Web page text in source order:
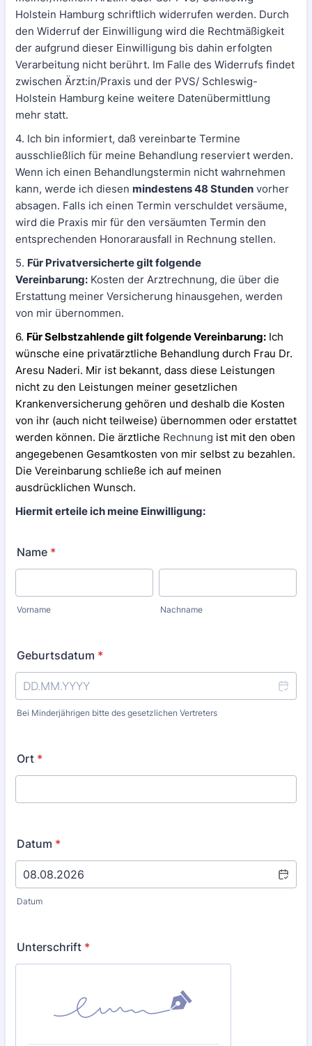
Holstein Hamburg schriftlich widerrufen werden. Durch
den Widerruf der Einwilligung wird die Rechtmäßigkeit
der aufgrund dieser Einwilligung bis dahin erfolgten
Verarbeitung nicht berührt. Im Falle des Widerrufs findet
zwischen Ärzt:in/Praxis und der PVS/ Schleswig-
Holstein Hamburg keine weitere Datenübermittlung
mehr statt.
4. Ich bin informiert, daß vereinbarte Termine
ausschließlich für meine Behandlung reserviert werden.
Wenn ich einen Behandlungstermin nicht wahrnehmen
kann, werde ich diesen mindestens 48 Stunden vorher
absagen. Falls ich einen Termin verschuldet versäume,
wird die Praxis mir für den versäumten Termin den
entsprechenden Honorarausfall in Rechnung stellen.
5. Für Privatversicherte gilt folgende
Vereinbarung: Kosten der Arztrechnung, die über die
Erstattung meiner Versicherung hinausgehen, werden
von mir übernommen.
6. Für Selbstzahlende gilt folgende Vereinbarung: Ich
wünsche eine privatärztliche Behandlung durch Frau Dr.
Aresu Naderi. Mir ist bekannt, dass diese Leistungen
nicht zu den Leistungen meiner gesetzlichen
Krankenversicherung gehören und deshalb die Kosten
von ihr (auch nicht teilweise) übernommen oder erstattet
werden können. Die ärztliche Rechnung ist mit den oben
angegebenen Gesamtkosten von mir selbst zu bezahlen.
Die Vereinbarung schließe ich auf meinen
ausdrücklichen Wunsch.
Hiermit erteile ich meine Einwilligung:
Name *
Vorname Nachname
Geburtsdatum *
Bei Minderjährigen bitte des gesetzlichen Vertreters
Ort *
Datum *
Datum
Unterschrift *